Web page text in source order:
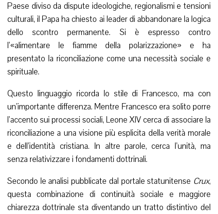
Paese diviso da dispute ideologiche, regionalismi e tensioni
culturali, il Papa ha chiesto ai leader di abbandonare la logica
dello scontro permanente. Si è espresso contro
l’«alimentare le fiamme della polarizzazione» e ha
presentato la riconciliazione come una necessità sociale e
spirituale.
Questo linguaggio ricorda lo stile di Francesco, ma con
un’importante differenza. Mentre Francesco era solito porre
l’accento sui processi sociali, Leone XIV cerca di associare la
riconciliazione a una visione più esplicita della verità morale
e dell’identità cristiana. In altre parole, cerca l’unità, ma
senza relativizzare i fondamenti dottrinali.
Secondo le analisi pubblicate dal portale statunitense Crux,
questa combinazione di continuità sociale e maggiore
chiarezza dottrinale sta diventando un tratto distintivo del